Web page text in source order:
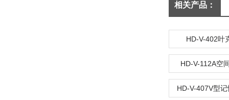
相关产品：
HD-V-402叶
HD-V-112A空
HD-V-407V型